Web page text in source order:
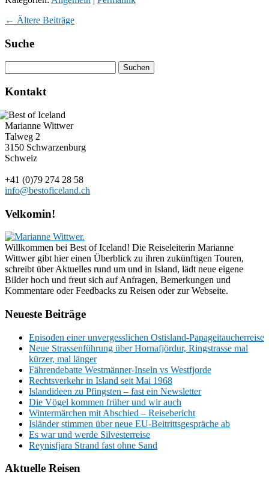
← Ältere Beiträge
Suche
Kontakt
Marianne Wittwer
Talweg 2
3150 Schwarzenburg
Schweiz
+41 (0)79 274 28 58
info@bestoficeland.ch
Velkomin!
Willkommen bei Best of Iceland! Die Reiseleiterin Marianne
Wittwer gibt hier einen Überblick zu ihren zukünftigen Touren,
schreibt über Aktuelles rund um und in Island, lädt neue eigene
Bilder hoch und freut sich auf Anfragen, Bemerkungen und
Kommentare oder Feedbacks zu Reisen oder zur Webseite.
Neueste Beiträge
Episoden einer unvergesslichen Ostisland-Papageitaucherreise
Neue Strassenführung über Hornafjördur, Ringstrasse mal
kürzer, mal länger
Fährendebatte Westmänner-Inseln vs Westfjorde
Rechtsverkehr in Island seit Mai 1968
Islandideen zu Pfingsten – fast ein Newsletter
Die Vögel kommen früher und wir auch
Wintermärchen mit Abschied – Reisebericht
Isländer stimmen über neue EU-Beitrittsgespräche ab
Es war und werde Silvesterreise
Reynisfjara Strand fast ohne Sand
Aktuelle Reisen